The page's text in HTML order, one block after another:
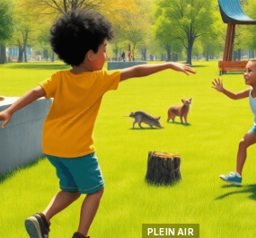
PLEIN AIR